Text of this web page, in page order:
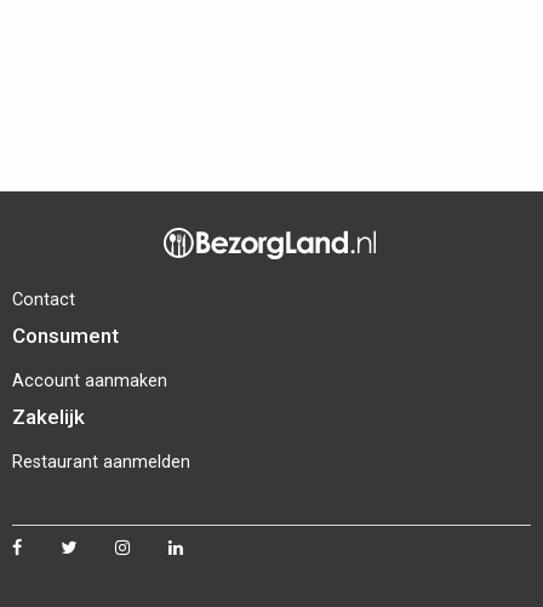
Contact
Consument
Account aanmaken
Zakelijk
Restaurant aanmelden